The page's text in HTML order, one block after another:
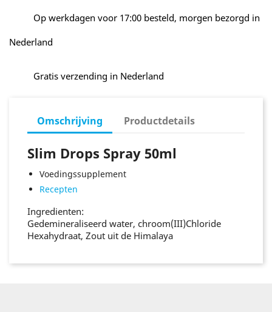
Op werkdagen voor 17:00 besteld, morgen bezorgd in
Nederland
Gratis verzending in Nederland
Omschrijving Productdetails
Slim Drops Spray 50ml
Voedingssupplement
Recepten
Ingredienten:
Gedemineraliseerd water, chroom(III)Chloride
Hexahydraat, Zout uit de Himalaya